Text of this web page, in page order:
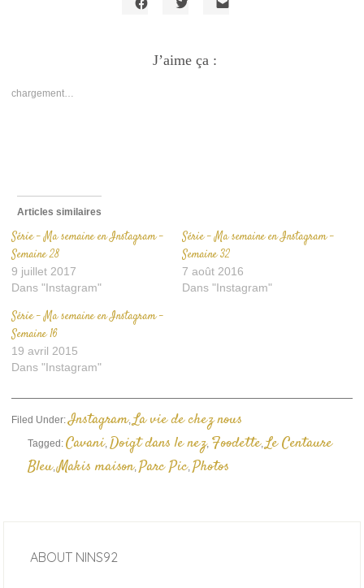
Facebook(ouvre
dans
Twitter(ouvre
dans
J’aime ça :
chargement…
Articles similaires
Série – Ma semaine en Instagram –
Semaine 28
9 juillet 2017
Dans "Instagram"
Série – Ma semaine en Instagram –
Semaine 32
7 août 2016
Dans "Instagram"
Série – Ma semaine en Instagram –
Semaine 16
19 avril 2015
Dans "Instagram"
Filed Under:Instagram,La vie de chez nous
Tagged:Cavani, Doigt dans le nez, Foodette,Le Centaure
Bleu,Makis maison,Parc Pic,Photos
ABOUT NINS92